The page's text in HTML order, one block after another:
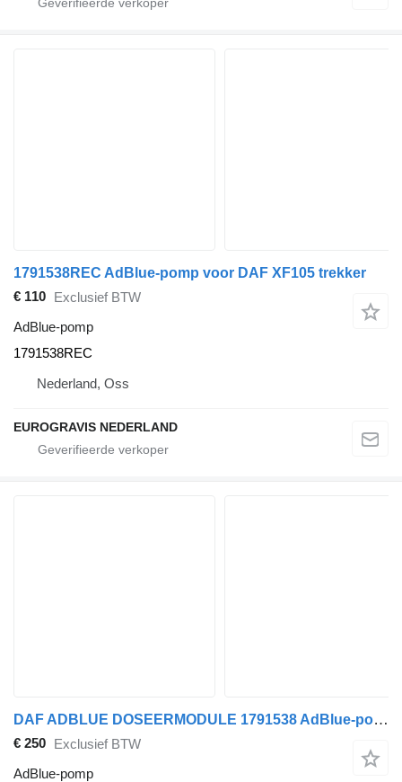
1791538REC AdBlue-pomp voor DAF XF105 trekker
€ 110 Exclusief BTW
AdBlue-pomp
1791538REC
Nederland, Oss
EUROGRAVIS NEDERLAND
DAF ADBLUE DOSEERMODULE 1791538 AdBlue-pomp voor DAF XF105 trekker
€ 250 Exclusief BTW
AdBlue-pomp